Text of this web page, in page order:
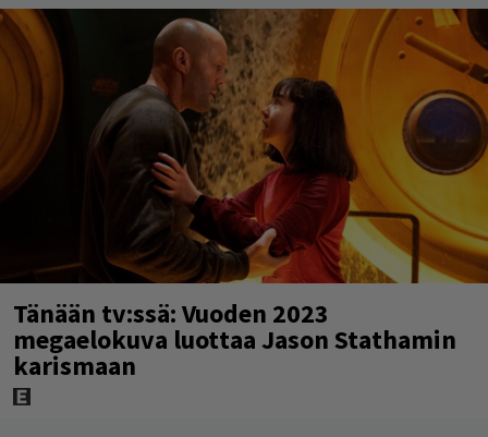
Tänään tv:ssä: Vuoden 2023
megaelokuva luottaa Jason Stathamin
karismaan